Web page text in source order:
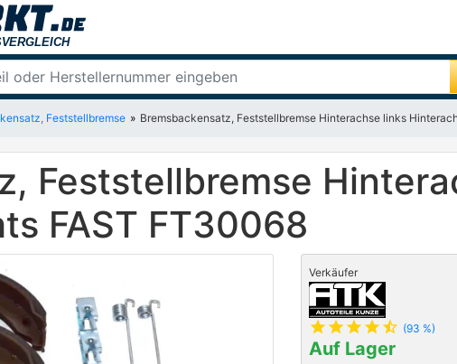
Feststellbremse Bremsbackensatz, Feststellbremse Hinterachse links
Feststellbremse
FAST FT30068
Verkäufer
star star star star star_half (93 %)
Auf Lager